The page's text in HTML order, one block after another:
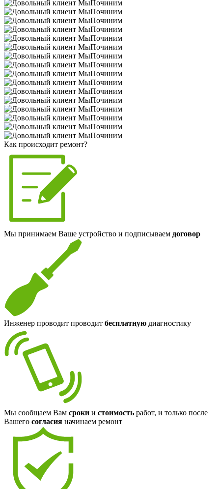
Как происходит ремонт?
Мы принимаем Ваше устройство и подписываем договор
Инженер проводит проводит бесплатную диагностику
Мы сообщаем Вам сроки и стоимость работ, и только после
Вашего согласия начинаем ремонт